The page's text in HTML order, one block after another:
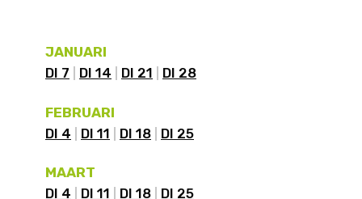
JANUARI
DI 7
DI 14 DI 21 DI 28
FEBRUARI
DI 4
DI 11 DI 18 DI 25
MAART
DI 4
DI 11 DI 18 DI 25